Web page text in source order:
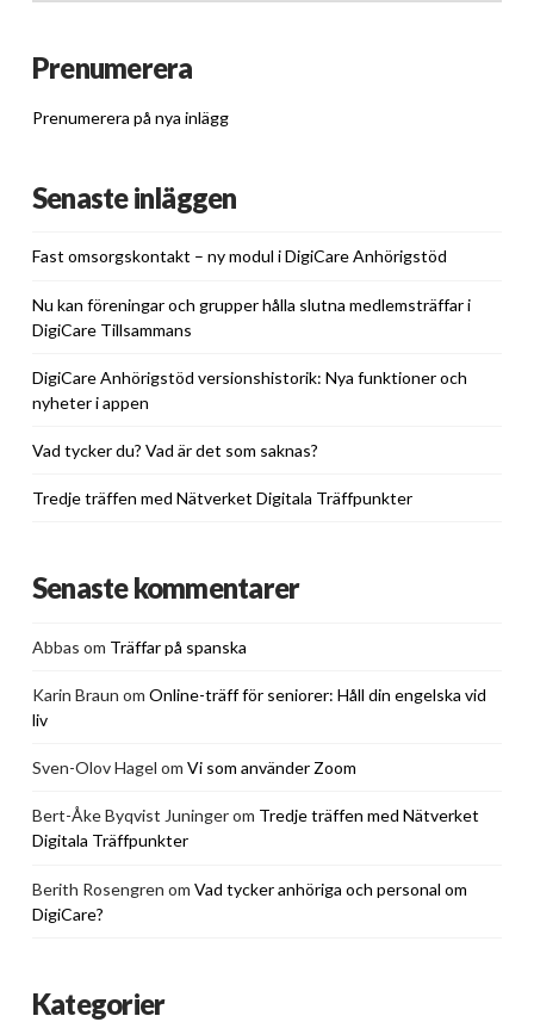
Prenumerera
Prenumerera på nya inlägg
Senaste inläggen
Fast omsorgskontakt – ny modul i DigiCare Anhörigstöd
Nu kan föreningar och grupper hålla slutna medlemsträffar i
DigiCare Tillsammans
DigiCare Anhörigstöd versionshistorik: Nya funktioner och
nyheter i appen
Vad tycker du? Vad är det som saknas?
Tredje träffen med Nätverket Digitala Träffpunkter
Senaste kommentarer
Abbas om Träffar på spanska
Karin Braun om Online-träff för seniorer: Håll din engelska vid
liv
Sven-Olov Hagel om Vi som använder Zoom
Bert-Åke Byqvist Juningerom Tredje träffen med Nätverket
Digitala Träffpunkter
Berith Rosengren om Vad tycker anhöriga och personal om
DigiCare?
Kategorier